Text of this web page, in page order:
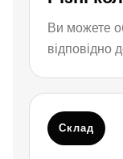
Ви можете
відповідно
Склад